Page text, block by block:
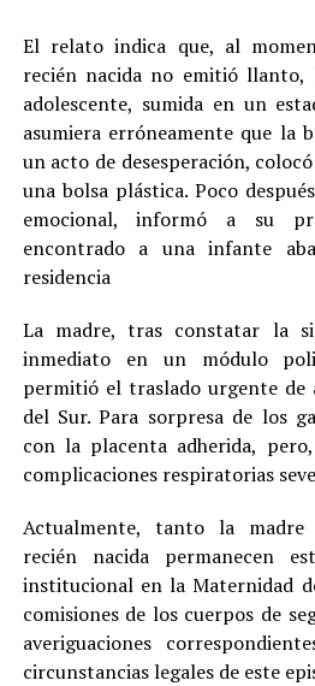
El relato indica que, al
recién nacida no emitió
adolescente, sumida en un
asumiera erróneamente que la
un acto de desesperación,
una bolsa plástica. Poco
emocional, informó a su
encontrado a una infante
residencia
La madre, tras constatar la
inmediato en un módulo
permitió el traslado urgente de
del Sur. Para sorpresa de los
con la placenta adherida,
complicaciones respiratorias
Actualmente, tanto la madre
recién nacida permanecen
institucional en la Maternidad
comisiones de los cuerpos de
averiguaciones
circunstancias legales de este